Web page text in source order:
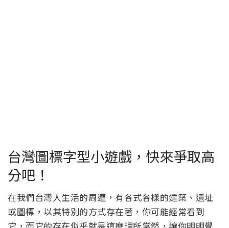
台灣圖標字型小遊戲，快來爭取高
分吧！
在我們台灣人生活的周遭，有各式各樣的建築、遺址
或圖標，以其特別的方式存在著，你可能經常看到